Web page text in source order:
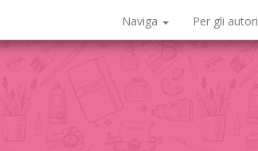
Naviga Per gli autori